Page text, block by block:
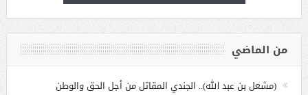
من الماضي
(مشعل بن عبد الله).. الجندي المقاتل من أجل الحق والوطن